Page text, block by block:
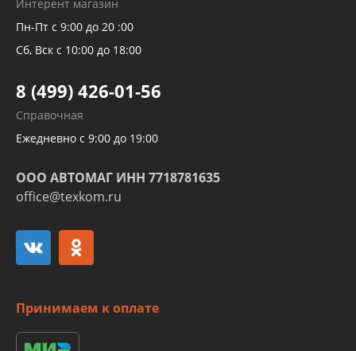
Рукавов компрессоров и турбин
Трубок кондиционеров
Развертка пайка медных стальных
алюминиевых трубок и штуцеров
Интерент магазин
Пн-Пт с 9:00 до 20 :00
Сб, Вск с 10:00 до 18:00
8 (499) 426-01-56
Справочная
Ежедневно с 9:00 до 19:00
ООО АВТОМАГ ИНН 7718781635
office@texkom.ru
Принимаем к оплате